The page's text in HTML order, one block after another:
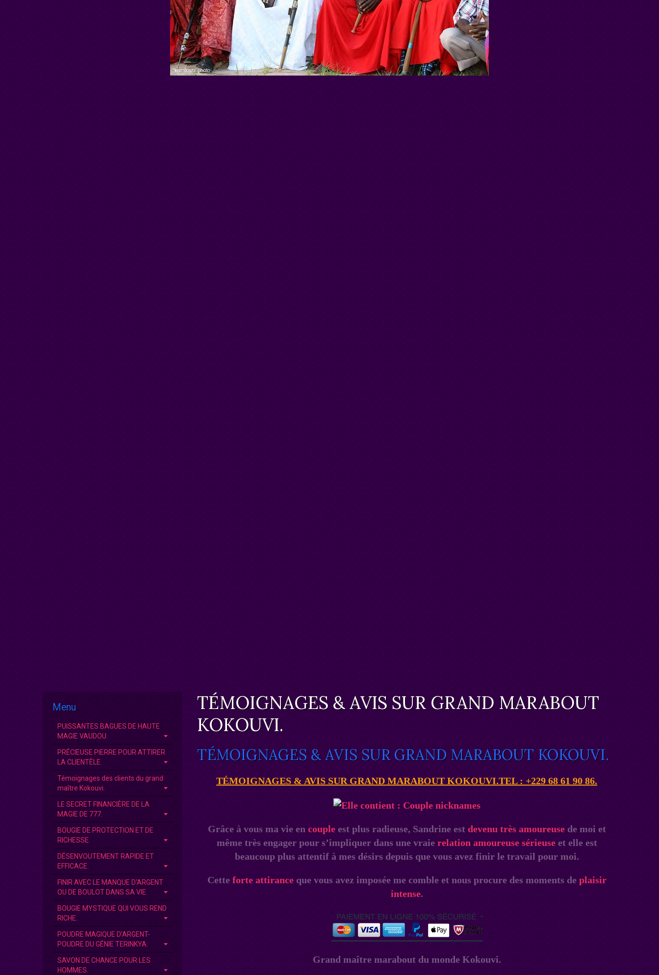
TÉMOIGNAGES & AVIS SUR GRAND MARABOUT
KOKOUVI.
TÉMOIGNAGES & AVIS SUR GRAND MARABOUT KOKOUVI.
TÉMOIGNAGES & AVIS SUR GRAND MARABOUT KOKOUVI.TEL : +229 68 61 90 86.
Grâce à vous ma vie en couple est plus radieuse, Sandrine est devenu très amoureusede moi et
même très engager pour s’impliquer dans une vraie relation amoureuse sérieuseet elle est
beaucoup plus attentif à mes désirs depuis que vous avez finir le travail pour moi.
Cetteforte attiranceque vous avez imposée me comble et nous procure des moments de plaisir
intense.
Grand maître marabout du monde Kokouvi.
Menu
PUISSANTES BAGUES DE HAUTE
MAGIE VAUDOU.
PRÉCIEUSE PIERRE POUR ATTIRER
LA CLIENTÈLE.
Témoignages des clients du grand
maître Kokouvi.
LE SECRET FINANCIÈRE DE LA
MAGIE DE 777.
BOUGIE DE PROTECTION ET DE
RICHESSE.
DÉSENVOUTEMENT RAPIDE ET
EFFICACE.
FINIR AVEC LE MANQUE D'ARGENT
OU DE BOULOT DANS SA VIE.
BOUGIE MYSTIQUE QUI VOUS REND
RICHE.
POUDRE MAGIQUE D’ARGENT-
POUDRE DU GÉNIE TERINKYA.
SAVON DE CHANCE POUR LES
HOMMES.